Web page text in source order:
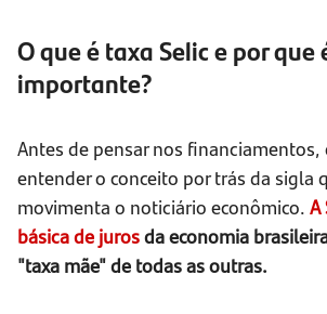
O que é taxa Selic e por que
importante?
Antes de pensar nos
entender o conceito por trás da sigla
movimenta o noticiário econômico. A
básica de jurosda economia
"taxa mãe" de todas as outras.